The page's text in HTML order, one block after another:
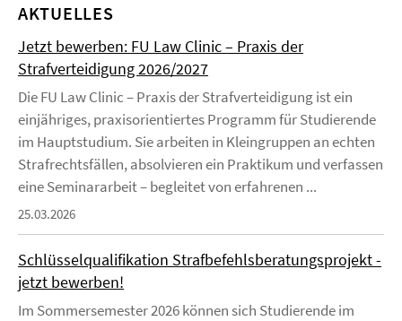
AKTUELLES
Jetzt bewerben: FU Law Clinic – Praxis der
Strafverteidigung 2026/2027
Die FU Law Clinic – Praxis der Strafverteidigung ist ein
einjähriges, praxisorientiertes Programm für Studierende
im Hauptstudium. Sie arbeiten in Kleingruppen an echten
Strafrechtsfällen, absolvieren ein Praktikum und verfassen
eine Seminararbeit – begleitet von erfahrenen ...
25.03.2026
Schlüsselqualifikation Strafbefehlsberatungsprojekt -
jetzt bewerben!
Im Sommersemester 2026 können sich Studierende im